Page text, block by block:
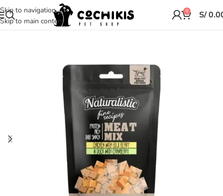
Skip to navigation
Skip to main content
0 S/